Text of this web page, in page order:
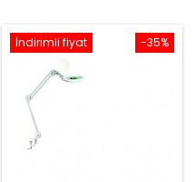
-35%
İndirimli fiyat